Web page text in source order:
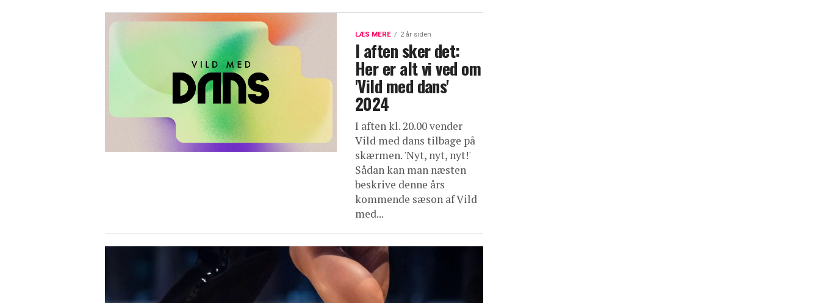
LÆS MERE 2 år siden
I aften sker det:
Her er alt vi ved om
'Vild med dans'
2024
I aften kl. 20.00 vender
Vild med dans tilbage på
skærmen. 'Nyt, nyt, nyt!'
Sådan kan man næsten
beskrive denne års
kommende sæson af Vild
med...